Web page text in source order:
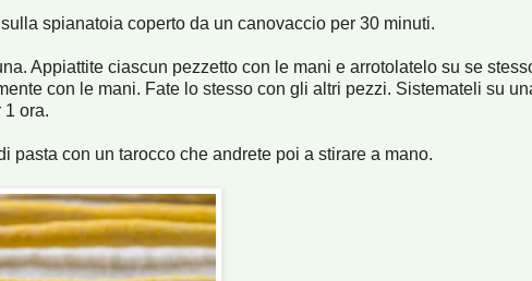
spianatoia coperto da un canovaccio per 30 minuti.
Appiattite ciascun pezzetto con le mani e arrotolatelo su se
con le mani. Fate lo stesso con gli altri pezzi. Sistemateli su
ora.
con un tarocco che andrete poi a stirare a mano.